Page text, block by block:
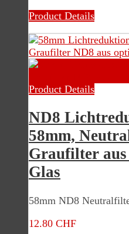
Product Details
Product Details
ND8
58mm,
Graufilter aus
Glas
58mm ND8
12.80 CHF